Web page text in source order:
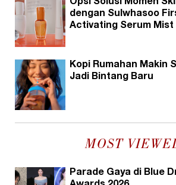
Opsi Solusi Momen
dengan Sulwhasoo
Activating Serum Mist
Kopi Rumahan Makin
Jadi Bintang Baru
MOST
Parade Gaya di Blue